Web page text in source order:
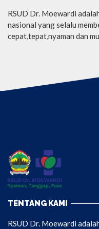
RSUD Dr. Moewardi
nasional yang selalu
cepat,tepat,nyaman dan
TENTANG KAMI
RSUD Dr. Moewardi